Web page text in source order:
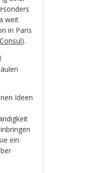
weit
in Paris
Consul).
Ideen
ein